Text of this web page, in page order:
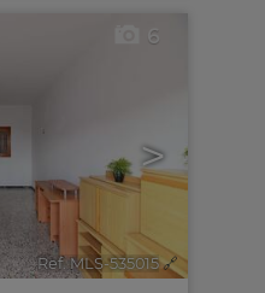
>
6
Ref. MLS-535015 🔗